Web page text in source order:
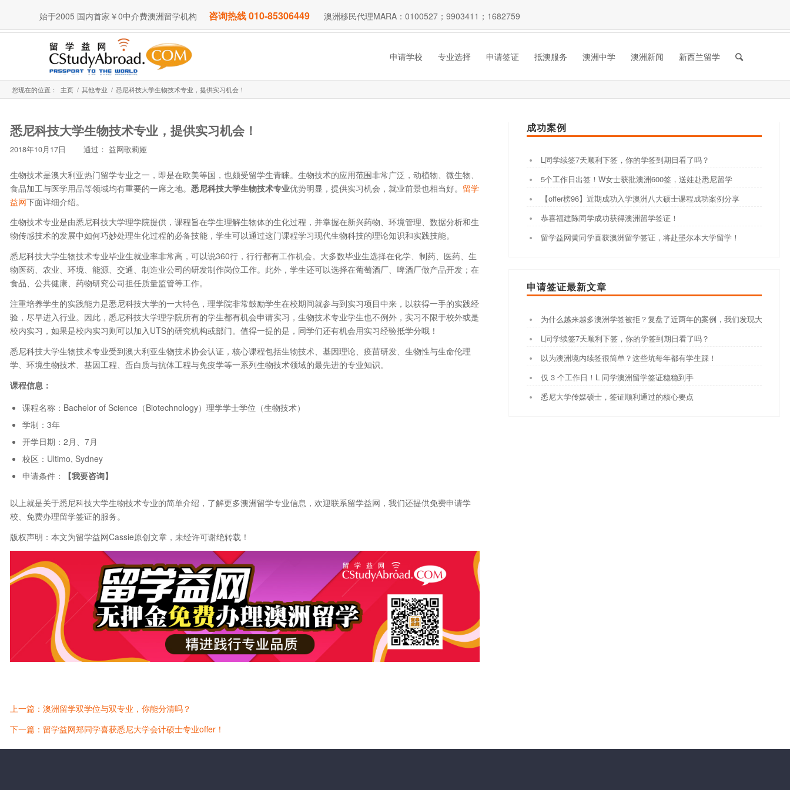
始于2005 国内首家￥0中介费澳洲留学机构 咨询热线 010-85306449 澳洲移民代理MARA：0100527；9903411；1682759
申请学校 专业选择 申请签证 抵澳服务 澳洲中学 澳洲新闻 新西兰留学
您现在的位置： 主页 / 其他专业 / 悉尼科技大学生物技术专业，提供实习机会！
悉尼科技大学生物技术专业，提供实习机会！
2018年10月17日 通过： 益网歌莉娅
生物技术是澳大利亚热门留学专业之一，即是在欧美等国，也颇受留学生青睐。生物技术的应用范围非常广泛，动植物、微生物、
食品加工与医学用品等领域均有重要的一席之地。 悉尼科技大学生物技术专业优势明显，提供实习机会，就业前景也相当好。 留学
益网下面详细介绍。
生物技术专业是由悉尼科技大学理学院提供，课程旨在学生理解生物体的生化过程，并掌握在新兴药物、环境管理、数据分析和生
物传感技术的发展中如何巧妙处理生化过程的必备技能，学生可以通过这门课程学习现代生物科技的理论知识和实践技能。
悉尼科技大学生物技术专业毕业生就业率非常高，可以说360行，行行都有工作机会。大多数毕业生选择在化学、制药、医药、生
物医药、农业、环境、能源、交通、制造业公司的研发制作岗位工作。此外，学生还可以选择在葡萄酒厂、啤酒厂做产品开发；在
食品、公共健康、药物研究公司担任质量监管等工作。
注重培养学生的实践能力是悉尼科技大学的一大特色，理学院非常鼓励学生在校期间就参与到实习项目中来，以获得一手的实践经
验，尽早进入行业。因此，悉尼科技大学理学院所有的学生都有机会申请实习，生物技术专业学生也不例外，实习不限于校外或是
校内实习，如果是校内实习则可以加入UTS的研究机构或部门。值得一提的是，同学们还有机会用实习经验抵学分哦！
悉尼科技大学生物技术专业受到澳大利亚生物技术协会认证，核心课程包括生物技术、基因理论、疫苗研发、生物性与生命伦理
学、环境生物技术、基因工程、蛋白质与抗体工程与免疫学等一系列生物技术领域的最先进的专业知识。
课程信息：
课程名称：Bachelor of Science（Biotechnology）理学学士学位（生物技术）
学制：3年
开学日期：2月、7月
校区：Ultimo, Sydney
申请条件：
【我要咨询】
以上就是关于悉尼科技大学生物技术专业的简单介绍，了解更多澳洲留学专业信息，欢迎联系留学益网，我们还提供免费申请学
校、免费办理留学签证的服务。
版权声明：本文为留学益网Cassie原创文章，未经许可谢绝转载！
上一篇：澳洲留学双学位与双专业，你能分清吗？
下一篇：留学益网郑同学喜获悉尼大学会计硕士专业offer！
成功案例
L同学续签7天顺利下签，你的学签到期日看了吗？
5个工作日出签！W女士获批澳洲600签，送娃赴悉尼留学
【offer榜96】近期成功入学澳洲八大硕士课程成功案例分享
恭喜福建陈同学成功获得澳洲留学签证！
留学益网黄同学喜获澳洲留学签证，将赴墨尔本大学留学！
申请签证最新文章
为什么越来越多澳洲学签被拒？复盘了近两年的案例，我们发现大家都踩
L同学续签7天顺利下签，你的学签到期日看了吗？
以为澳洲境内续签很简单？这些坑每年都有学生踩！
仅 3 个工作日！L 同学澳洲留学签证稳稳到手
悉尼大学传媒硕士，签证顺利通过的核心要点